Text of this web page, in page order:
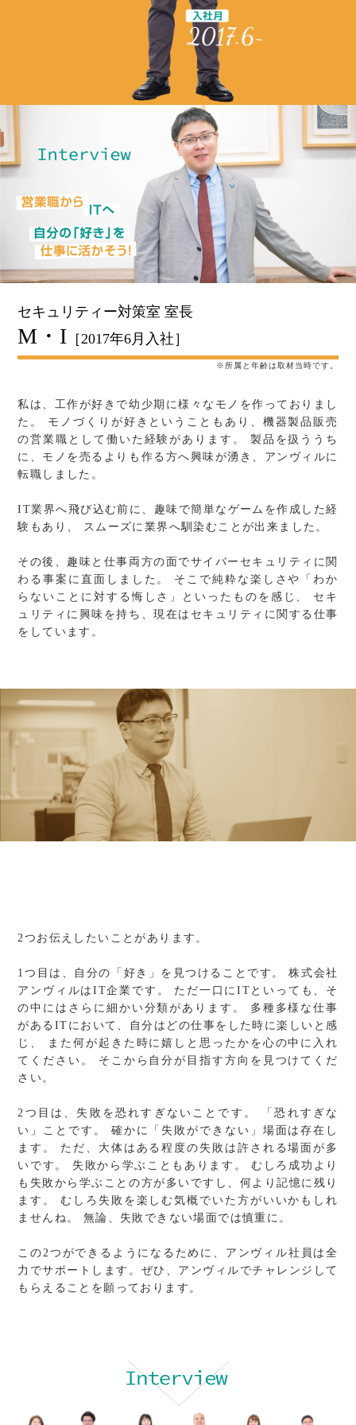
セキュリティー対策室 室長
M・I ［2017年6月入社］
※所属と年齢は取材当時です。
私は、工作が好きで幼少期に様々なモノを作っておりまし
た。
モノづくりが好きということもあり、機器製品販売
の営業職として働いた経験があります。
製品を扱ううち
に、モノを売るよりも作る方へ興味が湧き、アンヴィルに
転職しました。
IT業界へ飛び込む前に、趣味で簡単なゲームを作成した経
験もあり、
スムーズに業界へ馴染むことが出来ました。
その後、趣味と仕事両方の面でサイバーセキュリティに関
わる事案に直面しました。
そこで純粋な楽しさや「わか
らないことに対する悔しさ」といったものを感じ、
セキ
ュリティに興味を持ち、現在はセキュリティに関する仕事
をしています。
2つお伝えしたいことがあります。
1つ目は、自分の「好き」を見つけることです。
株式会社
アンヴィルはIT企業です。
ただ一口にITといっても、そ
の中にはさらに細かい分類があります。
多種多様な仕事
があるITにおいて、自分はどの仕事をした時に楽しいと感
じ、
また何が起きた時に嬉しと思ったかを心の中に入れ
てください。
そこから自分が目指す方向を見つけてくだ
さい。
2つ目は、失敗を恐れすぎないことです。
「恐れすぎな
い」ことです。
確かに「失敗ができない」場面は存在し
ます。
ただ、大体はある程度の失敗は許される場面が多
いです。
失敗から学ぶこともあります。
むしろ成功より
も失敗から学ぶことの方が多いですし、何より記憶に残り
ます。
むしろ失敗を楽しむ気概でいた方がいいかもしれ
ませんね。
無論、失敗できない場面では慎重に。
この2つができるようになるために、アンヴィル社員は全
力でサポートします。ぜひ、アンヴィルでチャレンジして
もらえることを願っております。